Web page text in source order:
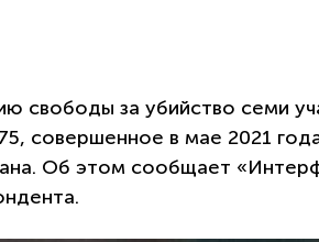
свободы за убийство семи
совершенное в мае 2021
Об этом сообщает